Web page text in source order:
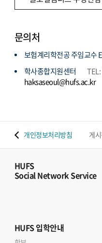
문의처
보험계리학전공 주임교수
학사종합지원센터
haksaseoul@hufs.ac.kr
개인정보처리방침 게
HUFS
Social Network Service
HUFS입학안내